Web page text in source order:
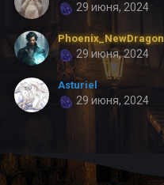
29 июня, 2024
Phoenix_NewDragon
29 июня, 2024
Asturiel
29 июня, 2024